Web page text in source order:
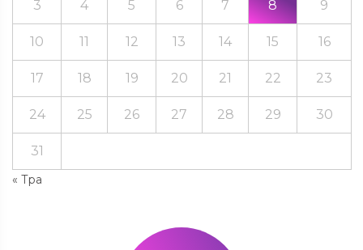
« Тра
3 4 5 6 7 8 9
10 11 12 13 14 15 16
17 18 19 20 21 22 23
24 25 26 27 28 29 30
31